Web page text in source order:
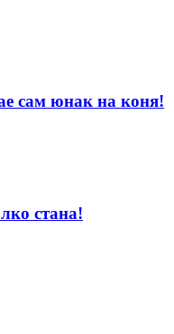
сам юнак на коня!
стана!